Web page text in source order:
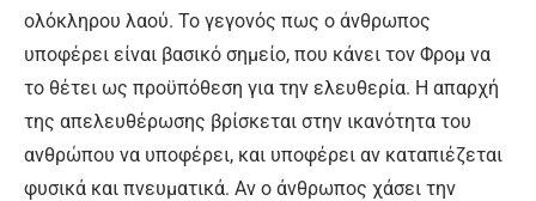
ολόκληρου λαού. Το γεγονός πως ο άνθρωπος
υποφέρει είναι βασικό σημείο, που κάνει τον Φρομ να
το θέτει ως προϋπόθεση για την ελευθερία. Η απαρχή
της απελευθέρωσης βρίσκεται στην ικανότητα του
ανθρώπου να υποφέρει, και υποφέρει αν καταπιέζεται
φυσικά και πνευματικά. Αν ο άνθρωπος χάσει την